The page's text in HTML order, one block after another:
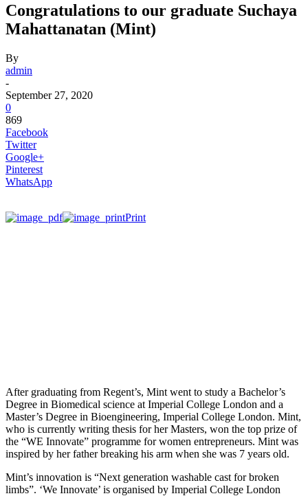
Congratulations to our graduate Suchaya
Mahattanatan (Mint)
By
admin
-
September 27, 2020
0
869
Facebook
Twitter
Google+
Pinterest
WhatsApp
Print
After graduating from Regent’s, Mint went to study a Bachelor’s
Degree in Biomedical science at Imperial College London and a
Master’s Degree in Bioengineering, Imperial College London. Mint,
who is currently writing thesis for her Masters, won the top prize of
the “WE Innovate” programme for women entrepreneurs. Mint was
inspired by her father breaking his arm when she was 7 years old.
Mint’s innovation is “Next generation washable cast for broken
limbs”. ‘We Innovate’ is organised by Imperial College London